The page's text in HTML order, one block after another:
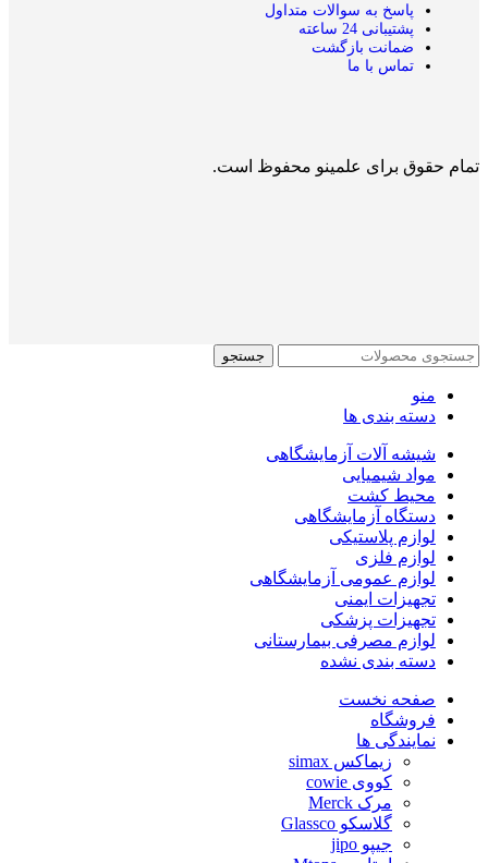
پاسخ به سوالات متداول
پشتیبانی 24 ساعته
ضمانت بازگشت
تماس با ما
تمام حقوق برای علمینو محفوظ است.
جستجو
منو
دسته بندی ها
شیشه آلات آزمایشگاهی
مواد شیمیایی
محیط کشت
دستگاه آزمایشگاهی
لوازم پلاستیکی
لوازم فلزی
لوازم عمومی آزمایشگاهی
تجهیزات ایمنی
تجهیزات پزشکی
لوازم مصرفی بیمارستانی
دسته بندی نشده
صفحه نخست
فروشگاه
نمایندگی ها
زیماکس simax
کووی cowie
مرک Merck
گلاسکو Glassco
جیپو jipo